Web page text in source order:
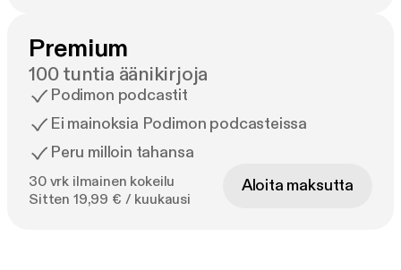
Premium
100 tuntia äänikirjoja
Podimon podcastit
Ei mainoksia Podimon podcasteissa
Peru milloin tahansa
30 vrk ilmainen kokeilu
Sitten 19,99 € / kuukausi
Aloita maksutta